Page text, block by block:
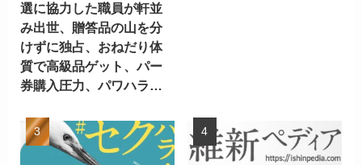
選に協力した職員が軒並
み出世、贈答品の山を分
けずに独占、おねだり体
質で高級品ゲット、パー
券購入圧力、パワハラ…